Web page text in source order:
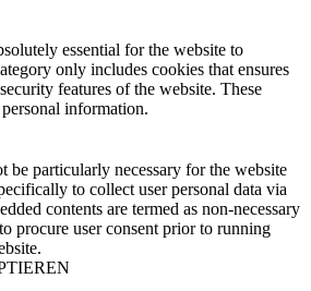
essential for the website to
only includes cookies that ensures
features of the website. These
information.
be particularly necessary for the website
to collect user personal data via
contents are termed as non-necessary
procure user consent prior to running